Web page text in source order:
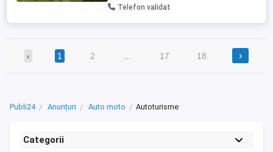
Telefon validat
‹ 1 2 17 18 ›
Publi24 Anunțuri Auto moto Autoturisme
Categorii